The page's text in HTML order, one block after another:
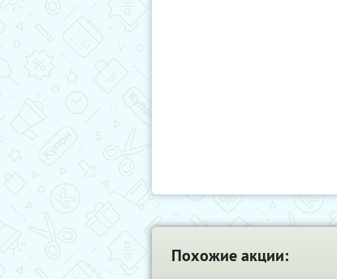
Похожие акции: